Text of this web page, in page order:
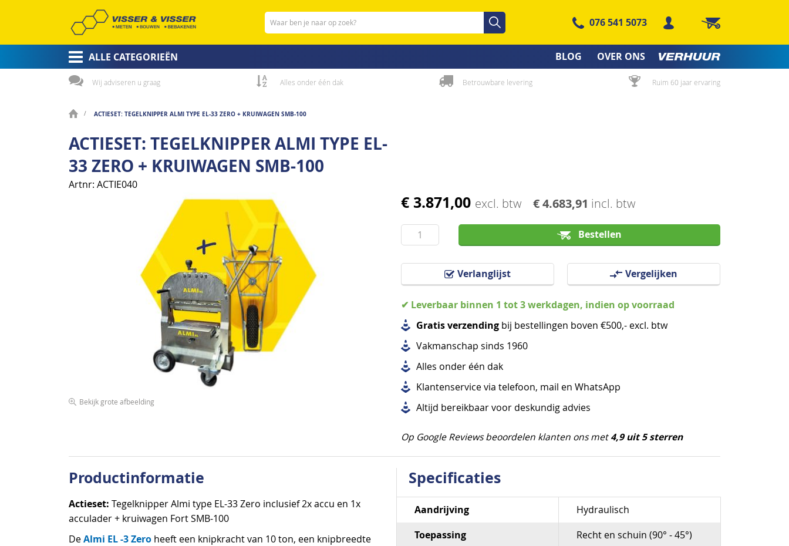
Zoeken Zoeken
076 541 5073 Winkelwagen
ALLE CATEGORIEËN BLOG OVER ONS
Wij adviseren u graag Alles onder één dak Betrouwbare levering Ruim 60 jaar ervaring
ACTIESET: TEGELKNIPPER ALMI TYPE EL-33 ZERO + KRUIWAGEN SMB-100
ACTIESET: TEGELKNIPPER ALMI TYPE EL-
33 ZERO + KRUIWAGEN SMB-100
Artnr ACTIE040
€ 3.871,00 excl. btw € 4.683,91 incl. btw
Bestellen
Verlanglijst Vergelijken
✔ Leverbaar binnen 1 tot 3 werkdagen, indien op voorraad
Gratis verzending bij bestellingen boven €500,- excl. btw
Vakmanschap sinds 1960
Alles onder één dak
Klantenservice via telefoon, mail en WhatsApp
Altijd bereikbaar voor deskundig advies
Op Google Reviews beoordelen klanten ons met4,9 uit 5 sterren
Bekijk grote afbeelding
Ga
de
Productinformatie
Actieset: Tegelknipper Almi type EL-33 Zero inclusief 2x accu en 1x
acculader + kruiwagen Fort SMB-100
DeAlmi EL -3 Zero heeft een knipkracht van 10 ton, een knipbreedte
Specificaties
Specificaties
Aandrijving Hydraulisch
Toepassing Recht en schuin (90° - 45°)